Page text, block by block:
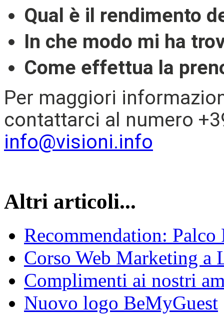
Qual è il rendimento
In che modo mi ha
Come effettua la
Per maggiori
contattarci al numero
info@visioni.info
Altri articoli...
Recommendation: Palco
Corso Web Marketing a
Complimenti ai nostri
Nuovo logo BeMyGuest